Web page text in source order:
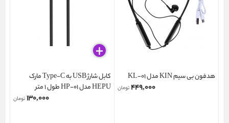
هدفون بی سیم KIN مدل KL-01
۴۴۹,۰۰۰تومان
کابل شارژ USB به Type-C مارک
HEPU مدل HP-01 طول 1 متر
۱۳۰,۰۰۰تومان